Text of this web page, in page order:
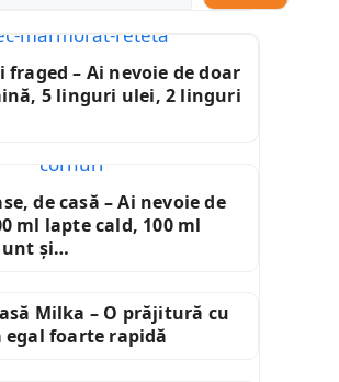
fraged – Ai nevoie de doar
5 linguri ulei, 2 linguri
de casă – Ai nevoie de
ml lapte cald, 100 ml
unt și…
Milka – O prăjitură cu
foarte rapidă